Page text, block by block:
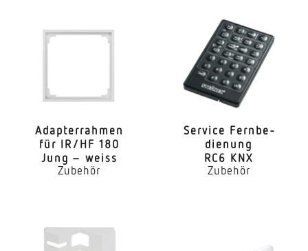
Adap­ter­rahmen
für IR/HF 180
Jung – weiss
Zubehör
Service Fern­be­
dienung
RC6 KNX
Zubehör